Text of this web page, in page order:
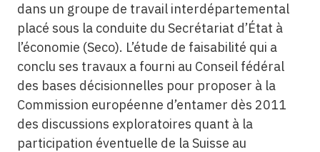
dans un groupe de travail interdépartemental
placé sous la conduite du Secrétariat d’État à
l’économie (Seco). L’étude de faisabilité qui a
conclu ses travaux a fourni au Conseil fédéral
des bases décisionnelles pour proposer à la
Commission européenne d’entamer dès 2011
des discussions exploratoires quant à la
participation éventuelle de la Suisse au